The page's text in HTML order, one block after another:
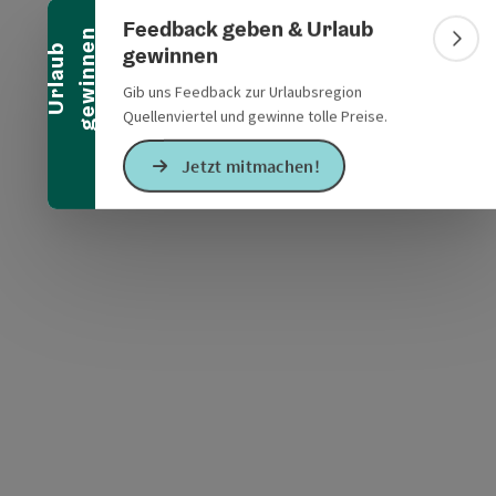
U
r
l
a
u
b
g
e
w
i
n
n
e n
Feedback geben & Urlaub
gewinnen
Gib uns Feedback zur Urlaubsregion
Quellenviertel und gewinne tolle Preise.
Jetzt mitmachen!
öffnen